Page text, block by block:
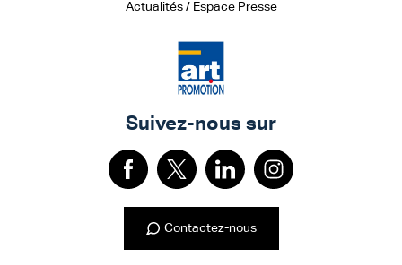
Actualités / Espace Presse
Suivez-nous sur
Contactez-nous